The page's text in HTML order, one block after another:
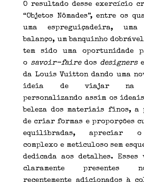
O resultado desse exercício
“Objetos Nômades”, entre os
uma espreguiçadeira,
balanço, um banquinho
tem sido uma oportunidade
o savoir-fairedos designerse
da Louis Vuitton dando uma
ideia de viajar na
personalizando assim os
beleza dos materiais finos, a
de criar formas e proporções
equilibradas, apreciar o
complexo e meticuloso sem
dedicada aos detalhes. Esses
claramente presentes
recentemente adicionados à